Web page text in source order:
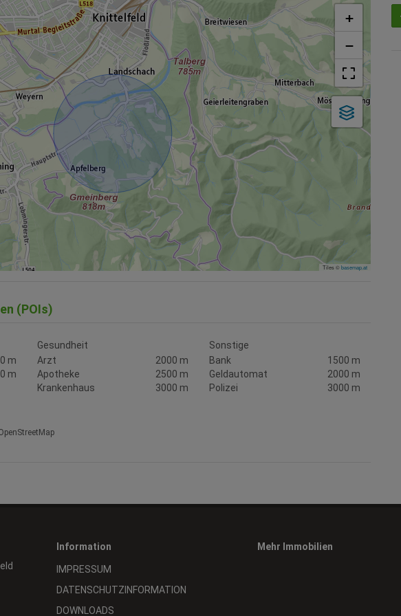
+
−
Tiles ©basemap.at
(POIs)
m
m
Gesundheit
Arzt
2000 m
Apotheke
2500 m
Krankenhaus
3000 m
Sonstige
Bank
1500 m
Geldautomat
2000 m
Polizei
3000 m
Information
IMPRESSUM
DATENSCHUTZINFORMATION
DOWNLOADS
Mehr Immobilien